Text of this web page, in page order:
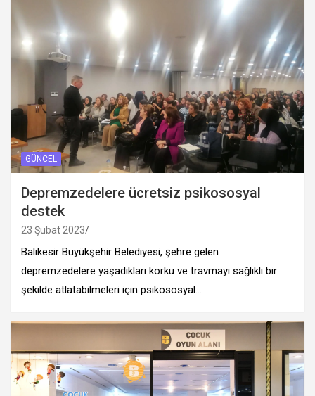
GÜNCEL
Depremzedelere ücretsiz psikososyal
destek
23 Şubat 2023
Balıkesir Büyükşehir Belediyesi, şehre gelen
depremzedelere yaşadıkları korku ve travmayı sağlıklı bir
şekilde atlatabilmeleri için psikososyal…